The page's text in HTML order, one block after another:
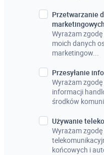
Przetwarzanie
Wyrażam
moich danych
marketingow...
Przesyłanie
Wyrażam zgodę
informacji
środków
Używanie
Wyrażam
końcowych i